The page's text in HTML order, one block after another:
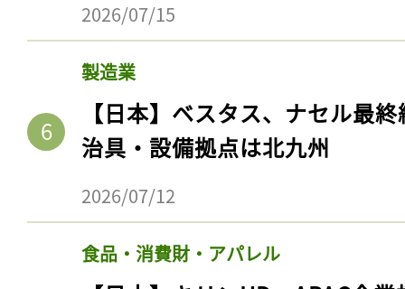
2026/07/15
製造業
【日本】ベスタス、ナセル最
治具・設備拠点は北九州
2026/07/12
食品・消費財・アパレル